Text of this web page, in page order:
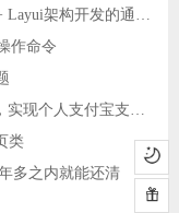
花点时间搞的一款基于ThinkPHP8.x + Layui架构开发的通用后台管理系统
作命令
PHP结合安卓APP，监听支付宝收款，实现个人支付宝支付接口
类
多之内就能还清